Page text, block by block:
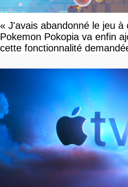
« J'avais abandonné le jeu à
Pokemon Pokopia va enfin
cette fonctionnalité